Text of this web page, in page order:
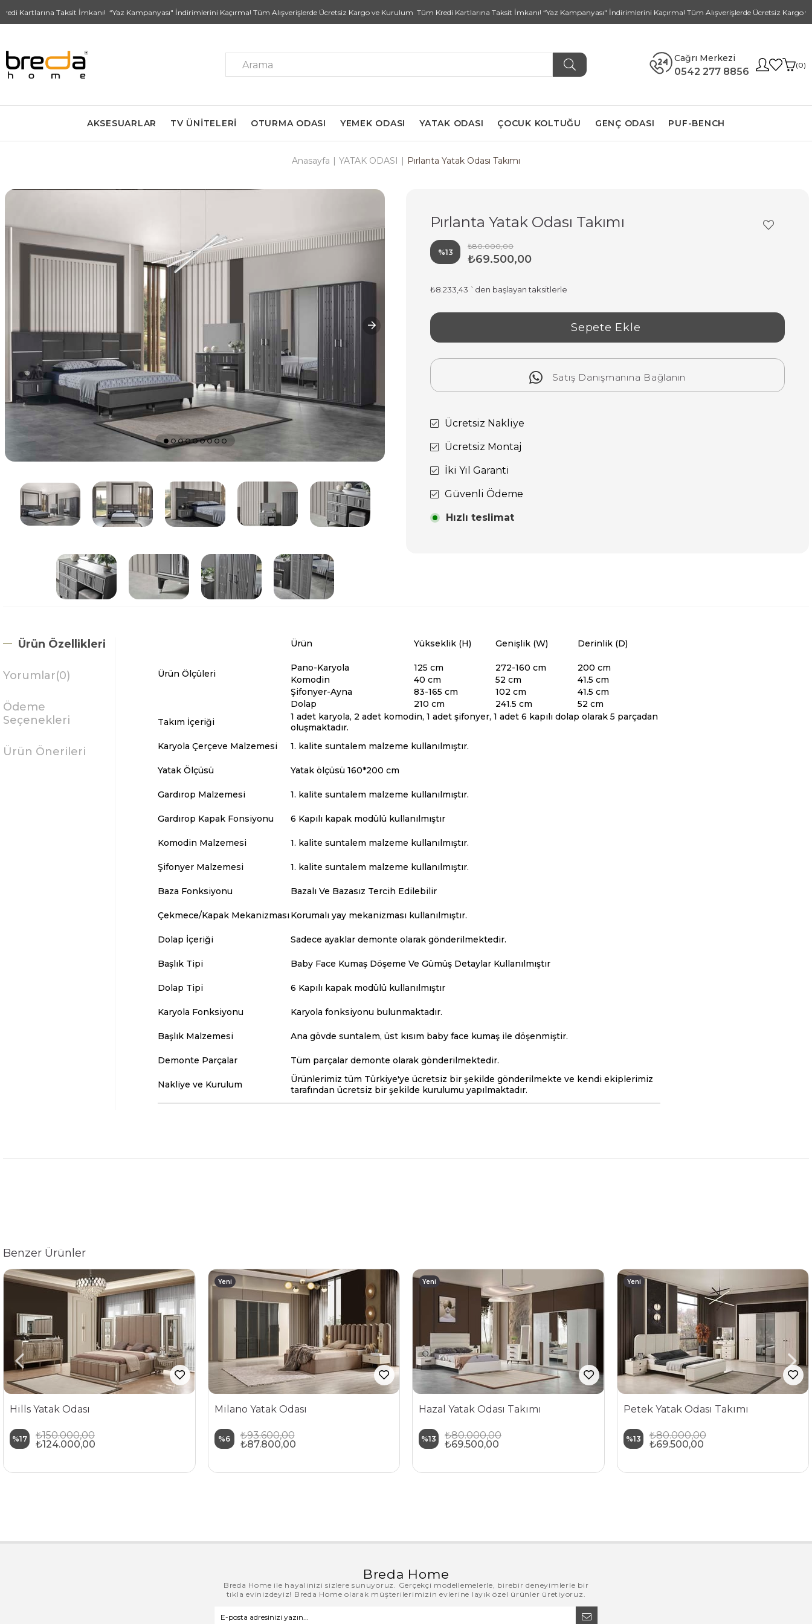
Taksit İmkanı! “Yaz Kampanyası" İndirimlerini Kaçırma! Tüm Alışverişlerde Ücretsiz Kargo ve Kurulum Tüm Kredi Kartlarına Taksit İmkanı! “Yaz Kampanyası" İndirimlerini Kaçırma! Tüm Alışverişlerde Ücretsiz
Cağrı Merkezi
0542 277 8856
0
AKSESUARLAR TV ÜNİTELERİ OTURMA ODASI YEMEK ODASI YATAK ODASI ÇOCUK KOLTUĞU GENÇ ODASI PUF-BENCH
Anasayfa YATAK ODASI Pırlanta Yatak Odası Takımı
Pırlanta Yatak Odası Takımı
%13
İndirim
₺80.000,00
₺69.500,00
₺8.233,43 `den başlayan taksitlerle
Satış Danışmanına Bağlanın
Ücretsiz Nakliye
Ücretsiz Montaj
İki Yıl Garanti
Güvenli Ödeme
Hızlı teslimat
Ürün Özellikleri
Yorumlar(0)
Ödeme
Seçenekleri
Ürün Önerileri
Ürün Ölçüleri
Ürün Yükseklik (H) Genişlik (W) Derinlik (D)
Pano-Karyola 125 cm 272-160 cm
200 cm
Komodin
40 cm 52 cm
41.5 cm
Şifonyer-Ayna
83-165 cm 102 cm
41.5 cm
Dolap
210 cm 241.5 cm
52 cm
Takım İçeriği
1 adet karyola, 2 adet komodin, 1 adet şifonyer, 1 adet 6 kapılı dolap olarak 5 parçadan
oluşmaktadır.
Karyola Çerçeve Malzemesi
1. kalite suntalem malzeme kullanılmıştır.
Yatak Ölçüsü Yatak ölçüsü 160*200 cm
Gardırop Malzemesi 1. kalite suntalem malzeme kullanılmıştır.
Gardırop Kapak Fonsiyonu 6 Kapılı kapak modülü kullanılmıştır
Komodin Malzemesi 1. kalite suntalem malzeme kullanılmıştır.
Şifonyer Malzemesi 1. kalite suntalem malzeme kullanılmıştır.
Baza Fonksiyonu Bazalı Ve Bazasız Tercih Edilebilir
Çekmece/Kapak MekanizmasıKorumalı yay mekanizması kullanılmıştır.
Dolap İçeriği Sadece ayaklar demonte olarak gönderilmektedir.
Başlık Tipi Baby Face Kumaş Döşeme Ve Gümüş Detaylar Kullanılmıştır
Dolap Tipi 6 Kapılı kapak modülü kullanılmıştır
Karyola Fonksiyonu Karyola fonksiyonu bulunmaktadır.
Başlık Malzemesi Ana gövde suntalem, üst kısım baby face kumaş ile döşenmiştir.
Demonte Parçalar Tüm parçalar demonte olarak gönderilmektedir.
Nakliye ve Kurulum
Ürünlerimiz tüm Türkiye'ye ücretsiz bir şekilde gönderilmekte ve kendi ekiplerimiz
tarafından ücretsiz bir şekilde kurulumu yapılmaktadır.
Benzer Ürünler
Hills Yatak Odası
%17 ₺124.000,00
₺150.000,00
Milano Yatak Odası
%6 ₺87.800,00
₺93.600,00
Yeni
Hazal Yatak Odası Takımı
%13 ₺69.500,00
₺80.000,00
Yeni
Petek Yatak Odası Takımı
%13 ₺69.500,00
₺80.000,00
Yeni
Breda Home
Breda Home ile hayalinizi sizlere sunuyoruz. Gerçekçi modellemelerle, birebir deneyimlerle bir
tıkla evinizdeyiz! Breda Home olarak müşterilerimizin evlerine layık özel ürünler üretiyoruz.